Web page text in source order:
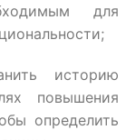
для
историю
повышения
определить